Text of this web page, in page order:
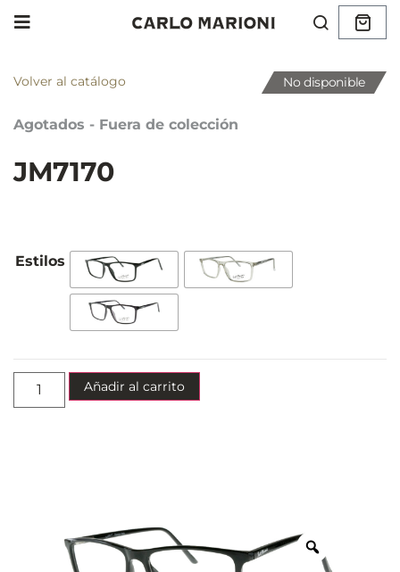
Volver al catálogo
Agotados - Fuera de colección
JM7170
No disponible
Añadir al carrito